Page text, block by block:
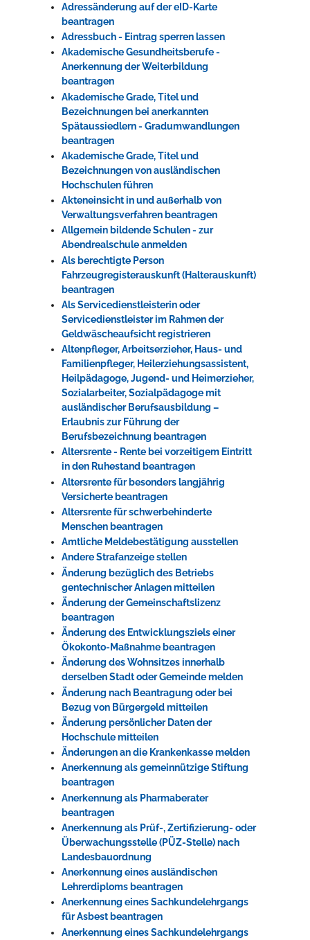
Adressänderung auf der eID-Karte
beantragen
Adressbuch - Eintrag sperren lassen
Akademische Gesundheitsberufe -
Anerkennung der Weiterbildung
beantragen
Akademische Grade, Titel und
Bezeichnungen bei anerkannten
Spätaussiedlern - Gradumwandlungen
beantragen
Akademische Grade, Titel und
Bezeichnungen von ausländischen
Hochschulen führen
Akteneinsicht in und außerhalb von
Verwaltungsverfahren beantragen
Allgemein bildende Schulen - zur
Abendrealschule anmelden
Als berechtigte Person
Fahrzeugregisterauskunft (Halterauskunft)
beantragen
Als Servicedienstleisterin oder
Servicedienstleister im Rahmen der
Geldwäscheaufsicht registrieren
Altenpfleger, Arbeitserzieher, Haus- und
Familienpfleger, Heilerziehungsassistent,
Heilpädagoge, Jugend- und Heimerzieher,
Sozialarbeiter, Sozialpädagoge mit
ausländischer Berufsausbildung –
Erlaubnis zur Führung der
Berufsbezeichnung beantragen
Altersrente - Rente bei vorzeitigem Eintritt
in den Ruhestand beantragen
Altersrente für besonders langjährig
Versicherte beantragen
Altersrente für schwerbehinderte
Menschen beantragen
Amtliche Meldebestätigung ausstellen
Andere Strafanzeige stellen
Änderung bezüglich des Betriebs
gentechnischer Anlagen mitteilen
Änderung der Gemeinschaftslizenz
beantragen
Änderung des Entwicklungsziels einer
Ökokonto-Maßnahme beantragen
Änderung des Wohnsitzes innerhalb
derselben Stadt oder Gemeinde melden
Änderung nach Beantragung oder bei
Bezug von Bürgergeld mitteilen
Änderung persönlicher Daten der
Hochschule mitteilen
Änderungen an die Krankenkasse melden
Anerkennung als gemeinnützige Stiftung
beantragen
Anerkennung als Pharmaberater
beantragen
Anerkennung als Prüf-, Zertifizierung- oder
Überwachungsstelle (PÜZ-Stelle) nach
Landesbauordnung
Anerkennung eines ausländischen
Lehrerdiploms beantragen
Anerkennung eines Sachkundelehrgangs
für Asbest beantragen
Anerkennung eines Sachkundelehrgangs